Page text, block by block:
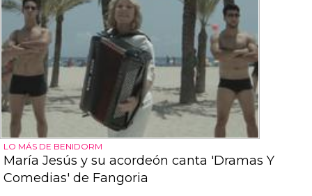
LO MÁS DE BENIDORM
María Jesús y su acordeón canta 'Dramas Y
Comedias' de Fangoria